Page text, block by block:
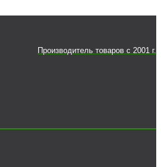
Производитель товаров c 2001 г.